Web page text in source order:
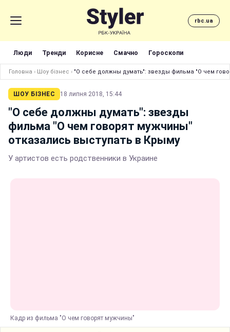
rbc.ua
Люди Тренди Корисне Смачно Гороскопи
Головна › Шоу бізнес › "О себе должны думать": звезды фильма "О чем
ШОУ БІЗНЕС 18 липня 2018, 15:44
"О себе должны думать": звезды
фильма "О чем говорят мужчины"
отказались выступать в Крыму
У артистов есть родственники в Украине
Кадр из фильма "О чем говорят мужчины"